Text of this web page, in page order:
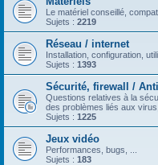
Le matériel conseillé,
Sujets : 2219
Réseau / internet
Installation, configuration,
Sujets : 1393
Sécurité, firewall /
Questions relatives à la
des problèmes liés aux
Sujets : 1225
Jeux vidéo
Performances, bugs, ...
Sujets : 183